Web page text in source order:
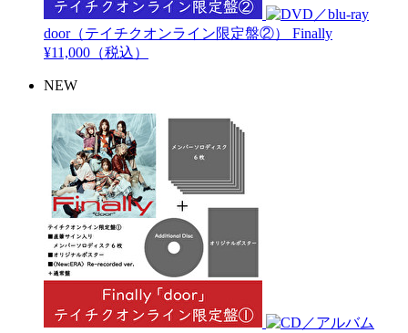
door（テイチクオンライン限定盤②） Finally
¥11,000（税込）
NEW